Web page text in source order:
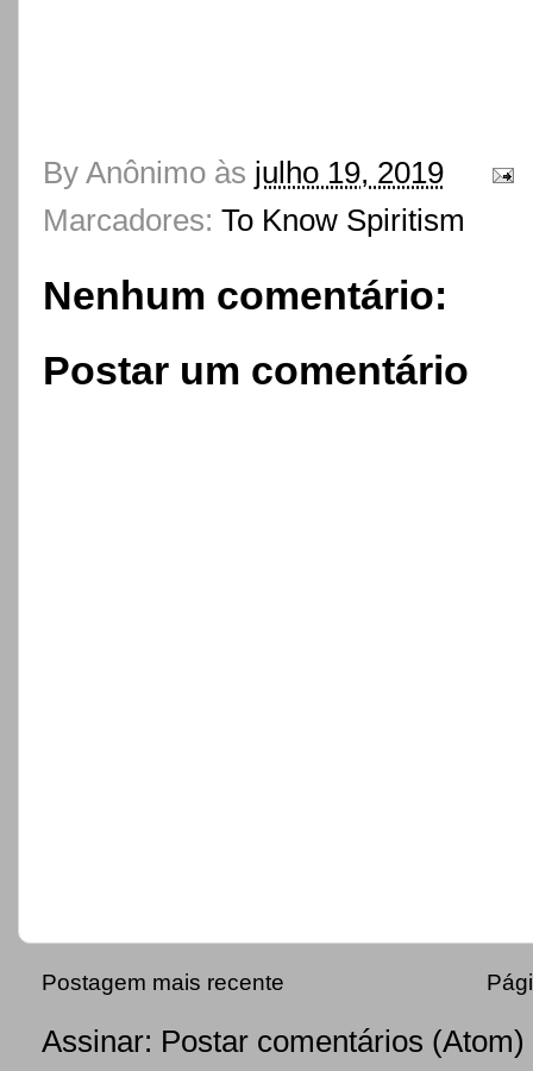
By Anônimo às julho 19, 2019
Marcadores: To Know Spiritism
Nenhum comentário:
Postar um comentário
Postagem mais recente
Assinar: Postar comentários (Atom)